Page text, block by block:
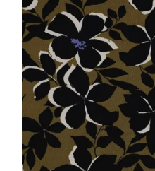
Naaimachines
Workshops
Tips & tricks
Cadeaubon